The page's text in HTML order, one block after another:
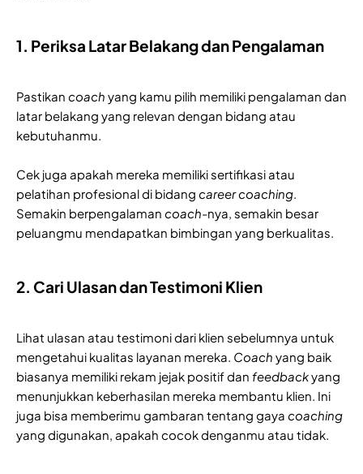
1. Periksa Latar Belakang dan Pengalaman
Pastikan coach yang kamu pilih memiliki pengalaman dan
latar belakang yang relevan dengan bidang atau
kebutuhanmu.
Cek juga apakah mereka memiliki sertifikasi atau
pelatihan profesional di bidang career coaching.
Semakin berpengalaman coach-nya, semakin besar
peluangmu mendapatkan bimbingan yang berkualitas.
2. Cari Ulasan dan Testimoni Klien
Lihat ulasan atau testimoni dari klien sebelumnya untuk
mengetahui kualitas layanan mereka. Coach yang baik
biasanya memiliki rekam jejak positif dan feedbackyang
menunjukkan keberhasilan mereka membantu klien. Ini
juga bisa memberimu gambaran tentang gaya coaching
yang digunakan, apakah cocok denganmu atau tidak.